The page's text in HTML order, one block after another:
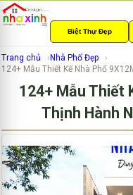
Biệt Thự Đẹp
Trang chủ
Nhà Phố Đẹp
124+ Mẫu Thiết Kế Nhà Phố
124+ Mẫu Thiết
Thịnh Hành